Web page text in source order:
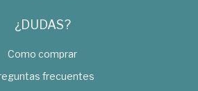
¿DUDAS?
Como comprar
frecuentes